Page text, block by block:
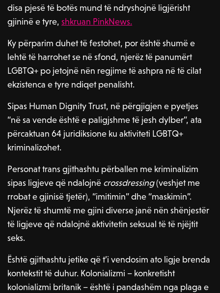
disa pjesë të botës mund të ndryshojnë ligjërisht
gjininë e tyre,shkruan PinkNews.
Ky përparim duhet të festohet, por është shumë e
lehtë të harrohet se në sfond, njerëz të panumërt
LGBTQ+ po jetojnë nën regjime të ashpra në të cilat
ekzistenca e tyre ndiqet penalisht.
Sipas Human Dignity Trust, në përgjigjen e pyetjes
“në sa vende është e paligjshme të jesh dylber”, ata
përcaktuan 64 juridiksione ku aktiviteti LGBTQ+
kriminalizohet.
Personat trans gjithashtu përballen me kriminalizim
sipas ligjeve që ndalojnë crossdressing(veshjet me
rrobat e gjinisë tjetër), “imitimin” dhe “maskimin”.
Njerëz të shumtë me gjini diverse janë nën shënjestër
të ligjeve që ndalojnë aktivitetin seksual të të njëjtit
seks.
Është gjithashtu jetike që t’i vendosim ato ligje brenda
kontekstit të duhur. Kolonializmi – konkretisht
kolonializmi britanik – është i pandashëm nga plaga e